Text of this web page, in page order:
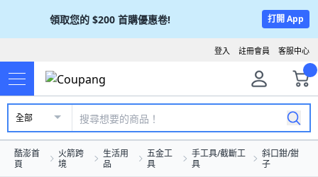
領取您的 $200 首購優惠卷! 打開 App
客服中心
註冊會員
登入
全部
酷澎首
頁
火箭跨
境
生活用
品
五金工
具
手工具/截斷工
具
斜口鉗/鉗
子